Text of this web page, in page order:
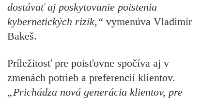
dostávať aj poskytovanie poistenia
kybernetických rizík,“ vymenúva Vladimír
Bakeš.
Príležitosť pre poisťovne spočíva aj v
zmenách potrieb a preferencií klientov.
„Prichádza nová generácia klientov, pre